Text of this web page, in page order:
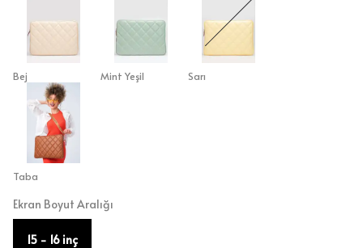
Bej Mint Yeşil Sarı
Taba
Ekran Boyut Aralığı
15 - 16 inç